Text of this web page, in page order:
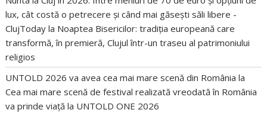
lux, cât costă o petrecere și când mai găsești săli libere -
ClujToday la Noaptea Bisericilor: tradiția europeană care
transformă, în premieră, Clujul într-un traseu al patrimoniului
religios
UNTOLD 2026 va avea cea mai mare scenă din România la
Cea mai mare scenă de festival realizată vreodată în România
va prinde viață la UNTOLD ONE 2026